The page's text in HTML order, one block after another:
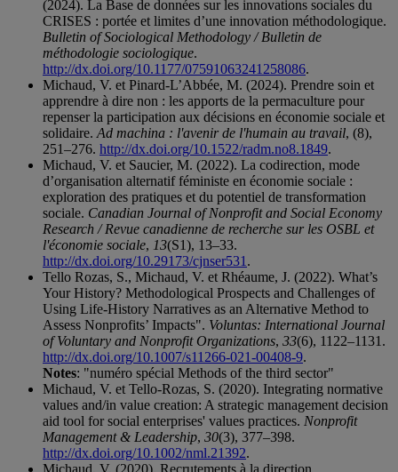
(2024). La Base de données sur les innovations sociales du
CRISES : portée et limites d’une innovation méthodologique.
Bulletin of Sociological Methodology / Bulletin de
méthodologie sociologique.
http://dx.doi.org/10.1177/07591063241258086.
Michaud, V. et Pinard-L’Abbée, M. (2024). Prendre soin et
apprendre à dire non : les apports de la permaculture pour
repenser la participation aux décisions en économie sociale et
solidaire. Ad machina : l'avenir de l'humain au travail, (8),
251–276. http://dx.doi.org/10.1522/radm.no8.1849.
Michaud, V. et Saucier, M. (2022). La codirection, mode
d’organisation alternatif féministe en économie sociale :
exploration des pratiques et du potentiel de transformation
sociale. Canadian Journal of Nonprofit and Social Economy
Research / Revue canadienne de re­cherche sur les OSBL et
l'économie sociale, 13(S1), 13–33.
http://dx.doi.org/10.29173/cjnser531 .
Tello Rozas, S., Michaud, V. et Rhéaume, J. (2022). What’s
Your History? Methodological Prospects and Challenges of
Using Life-History Narratives as an Alternative Method to
Assess Nonprofits’ Impacts". Voluntas: International Journal
of Voluntary and Nonprofit Organizations, 33(6), 1122–1131.
http://dx.doi.org/10.1007/s11266-021-00408-9.
Notes: "numéro spécial Methods of the third sector"
Michaud, V. et Tello-Rozas, S. (2020). Integrating normative
values and/in value creation: A strategic management decision
aid tool for social enterprises' values practices. Nonprofit
Management & Leadership, 30(3), 377–398.
http://dx.doi.org/10.1002/nml.21392.
Michaud, V. (2020). Recrutements à la direction